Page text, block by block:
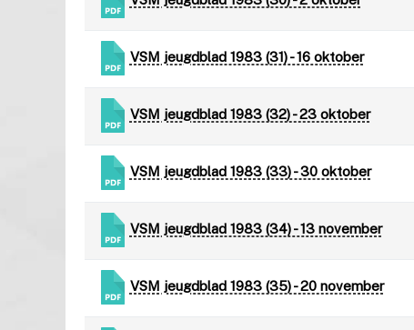
VSM jeugdblad 1983 (31) - 16 oktober
VSM jeugdblad 1983 (32) - 23 oktober
VSM jeugdblad 1983 (33) - 30 oktober
VSM jeugdblad 1983 (34) - 13 november
VSM jeugdblad 1983 (35) - 20 november